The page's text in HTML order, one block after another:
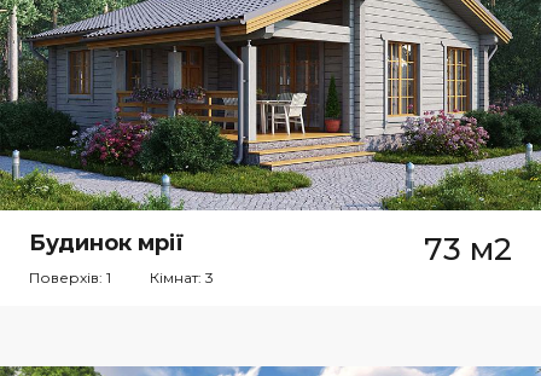
Будинок мрії 73 м2
Поверхів: 1 Кімнат: 3